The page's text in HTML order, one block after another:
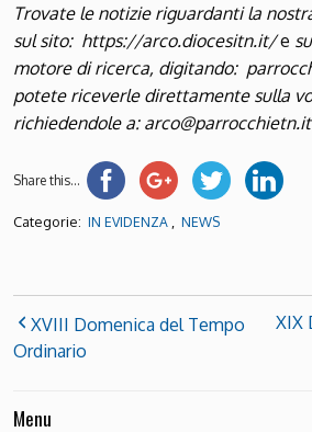
Trovate le notizie riguardanti la
sul sito: https://arco.diocesitn.it/e
motore di ricerca, digitando:
potete riceverle direttamente sulla
richiedendole a: arco@parrocchietn.it
Share this...
Categorie: IN EVIDENZA , NEWS
XVIII Domenica del Tempo
Ordinario
XIX
Menu